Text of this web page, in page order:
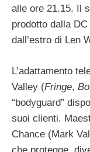
alle ore 21.15. Il
prodotto dalla
dall’estro di Len
L’adattamento
Valley (Fringe,
“bodyguard”
suoi clienti.
Chance (Mark